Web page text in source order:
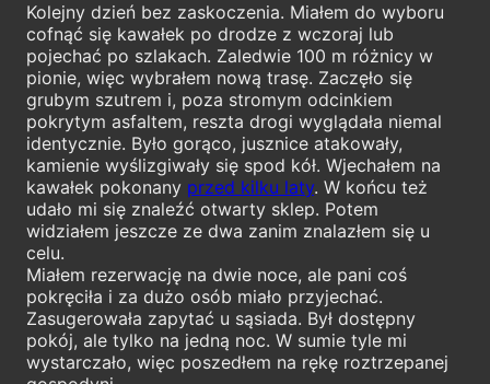
Kolejny dzień bez zaskoczenia. Miałem do wyboru
cofnąć się kawałek po drodze z wczoraj lub
pojechać po szlakach. Zaledwie 100 m różnicy w
pionie, więc wybrałem nową trasę. Zaczęło się
grubym szutrem i, poza stromym odcinkiem
pokrytym asfaltem, reszta drogi wyglądała niemal
identycznie. Było gorąco, jusznice atakowały,
kamienie wyślizgiwały się spod kół. Wjechałem na
kawałek pokonany przed kilku laty. W końcu też
udało mi się znaleźć otwarty sklep. Potem
widziałem jeszcze ze dwa zanim znalazłem się u
celu.
Miałem rezerwację na dwie noce, ale pani coś
pokręciła i za dużo osób miało przyjechać.
Zasugerowała zapytać u sąsiada. Był dostępny
pokój, ale tylko na jedną noc. W sumie tyle mi
wystarczało, więc poszedłem na rękę roztrzepanej